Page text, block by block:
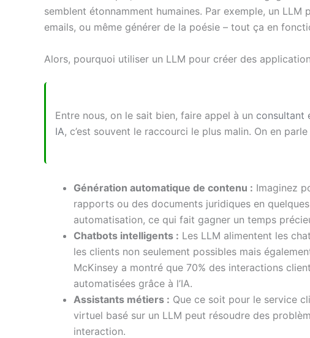
semblent étonnamment humaines. Par exemple, un
emails, ou même générer de la poésie – tout ça en
Alors, pourquoi utiliser un LLM pour créer des
Entre nous, on le sait bien, faire appel à un consultant
IA, c’est souvent le raccourci le plus malin. On en parle
Génération automatique de contenu : Imaginez
rapports ou des documents juridiques en
automatisation, ce qui fait gagner un temps
Chatbots intelligents : Les LLM alimentent les
les clients non seulement possibles mais
McKinsey a montré que 70% des interactions
automatisées grâce à l’IA.
Assistants métiers : Que ce soit pour le service
virtuel basé sur un LLM peut résoudre des
interaction.